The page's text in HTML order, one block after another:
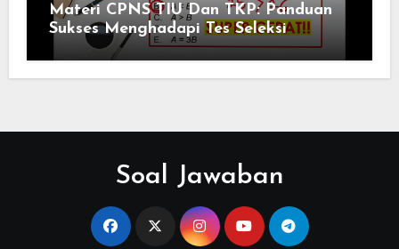
Materi CPNS TIU Dan TKP: Panduan
Sukses Menghadapi Tes Seleksi
Soal Jawaban